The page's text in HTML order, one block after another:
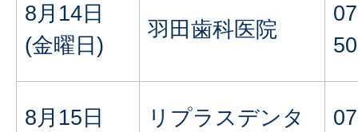
8月14日
(金曜日)
羽田歯科医院
8月15日
リプラスデンタ